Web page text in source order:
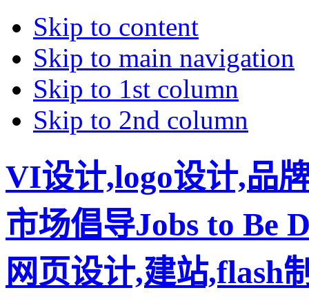
Skip to content
Skip to main navigation
Skip to 1st column
Skip to 2nd column
VI设计,logo设计,品
市场倡导Jobs to Be
网页设计,建站,flash